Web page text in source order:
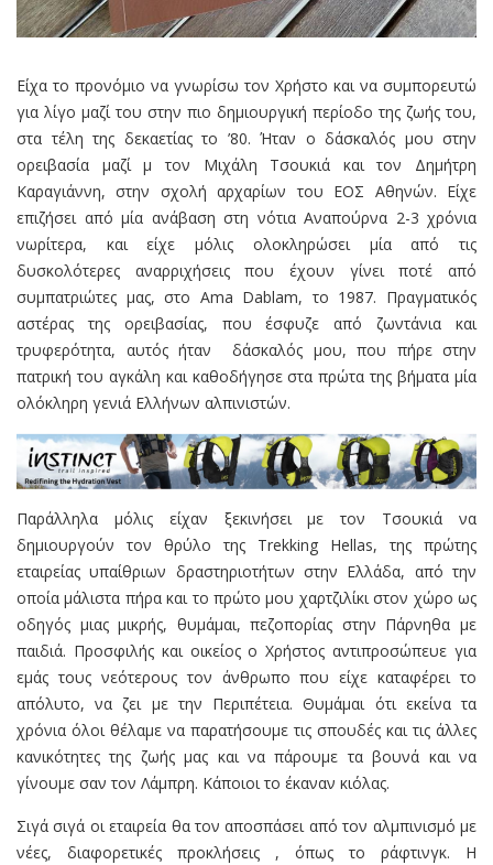
Είχα το προνόμιο να γνωρίσω τον Χρήστο και να συμπορευτώ
για λίγο μαζί του στην πιο δημιουργική περίοδο της ζωής του,
στα τέλη της δεκαετίας το ’80. Ήταν ο δάσκαλός μου στην
ορειβασία μαζί μ τον Μιχάλη Τσουκιά και τον Δημήτρη
Καραγιάννη, στην σχολή αρχαρίων του ΕΟΣ Αθηνών. Είχε
επιζήσει από μία ανάβαση στη νότια Αναπούρνα 2-3 χρόνια
νωρίτερα, και είχε μόλις ολοκληρώσει μία από τις
δυσκολότερες αναρριχήσεις που έχουν γίνει ποτέ από
συμπατριώτες μας, στο Ama Dablam, το 1987. Πραγματικός
αστέρας της ορειβασίας, που έσφυζε από ζωντάνια και
τρυφερότητα, αυτός ήταν δάσκαλός μου, που πήρε στην
πατρική του αγκάλη και καθοδήγησε στα πρώτα της βήματα μία
ολόκληρη γενιά Ελλήνων αλπινιστών.
Παράλληλα μόλις είχαν ξεκινήσει με τον Τσουκιά να
δημιουργούν τον θρύλο της Trekking Hellas, της πρώτης
εταιρείας υπαίθριων δραστηριοτήτων στην Ελλάδα, από την
οποία μάλιστα πήρα και το πρώτο μου χαρτζιλίκι στον χώρο ως
οδηγός μιας μικρής, θυμάμαι, πεζοπορίας στην Πάρνηθα με
παιδιά. Προσφιλής και οικείος ο Χρήστος αντιπροσώπευε για
εμάς τους νεότερους τον άνθρωπο που είχε καταφέρει το
απόλυτο, να ζει με την Περιπέτεια. Θυμάμαι ότι εκείνα τα
χρόνια όλοι θέλαμε να παρατήσουμε τις σπουδές και τις άλλες
κανικότητες της ζωής μας και να πάρουμε τα βουνά και να
γίνουμε σαν τον Λάμπρη. Κάποιοι το έκαναν κιόλας.
Σιγά σιγά οι εταιρεία θα τον αποσπάσει από τον αλμπινισμό με
νέες, διαφορετικές προκλήσεις , όπως το ράφτινγκ. Η